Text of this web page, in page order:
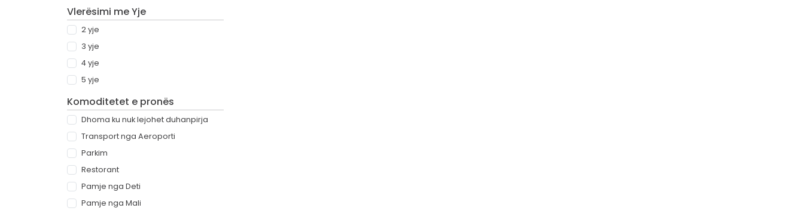
Vlerësimi me Yje
2 yje
3 yje
4 yje
5 yje
Komoditetet e pronës
Dhoma ku nuk lejohet duhanpirja
Transport nga Aeroporti
Parkim
Restorant
Pamje nga Deti
Pamje nga Mali